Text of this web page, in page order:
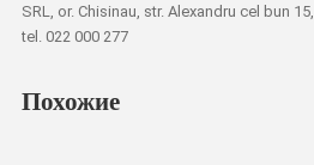
SRL, or. Chisinau, str. Alexandru cel bun 15,
tel. 022 000 277
Похожие